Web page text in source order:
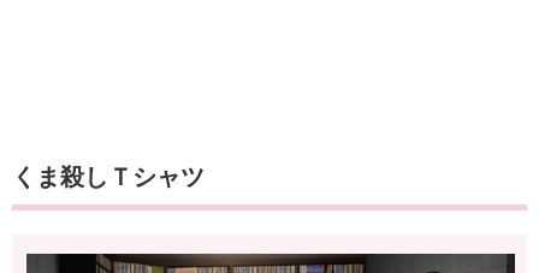
くま殺しＴシャツ